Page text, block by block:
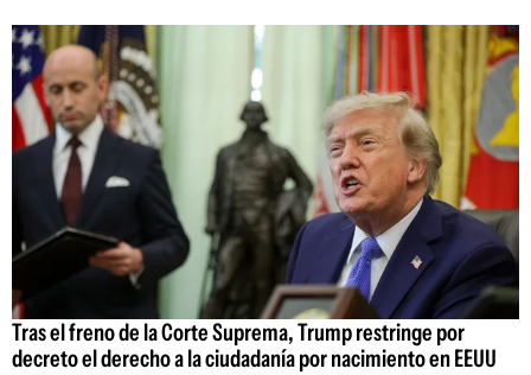
Tras el freno de la Corte Suprema, Trump restringe por
decreto el derecho a la ciudadanía por nacimiento en EEUU